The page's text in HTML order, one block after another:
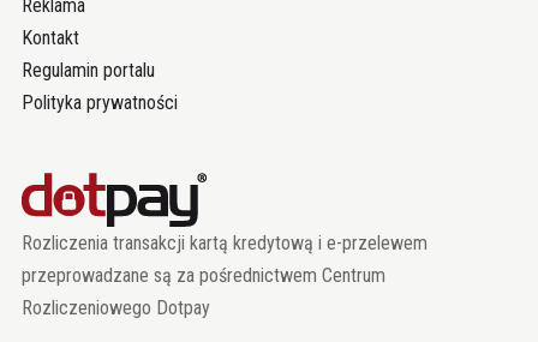
Reklama
Kontakt
Regulamin portalu
Polityka prywatności
Rozliczenia transakcji kartą kredytową i e-przelewem
przeprowadzane są za pośrednictwem Centrum
Rozliczeniowego Dotpay